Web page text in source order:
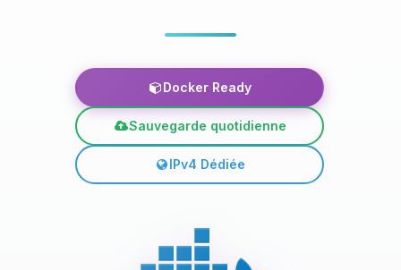
Docker Ready
Sauvegarde quotidienne
IPv4 Dédiée